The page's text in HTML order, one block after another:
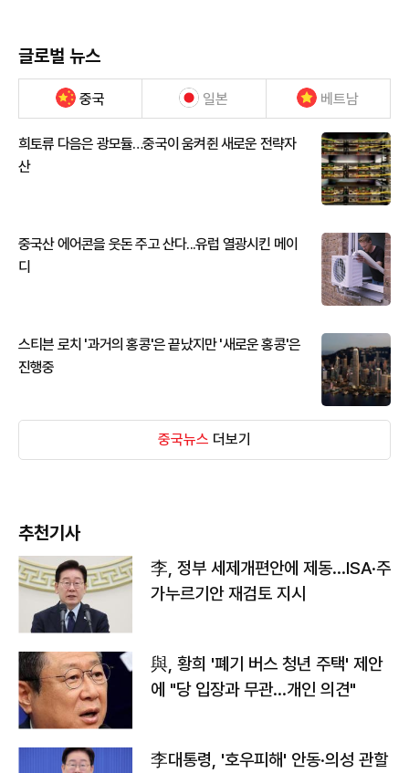
글로벌 뉴스
중국 일본 베트남
희토류 다음은 광모듈…중국이 움켜쥔 새로운 전략자
산
중국산 에어콘을 웃돈 주고 산다...유럽 열광시킨 메이
디
스티븐 로치 '과거의 홍콩'은 끝났지만 '새로운 홍콩'은
진행중
중국뉴스 더보기
추천기사
李, 정부 세제개편안에 제동…ISA·주
가누르기안 재검토 지시
與, 황희 '폐기 버스 청년 주택' 제안
에 "당 입장과 무관…개인 의견"
李대통령, '호우피해' 안동·의성 관할